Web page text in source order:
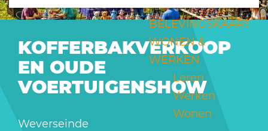
g
BELEVINGSKAART
WONEN &
WERKEN
Leren
Werken
Wonen
KOFFERBAKVERKOOP
EN OUDE
VOERTUIGENSHOW
Weverseinde